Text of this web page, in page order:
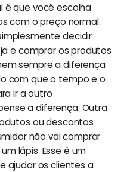
é que você escolha
com o preço normal.
decidir
e comprar os produtos
sempre a diferença
com que o tempo e o
ir a outro
a diferença. Outra
ou descontos
não vai comprar
lápis. Esse é um
ajudar os clientes a